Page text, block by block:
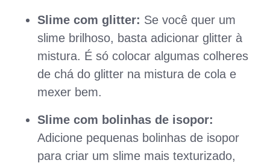
Slime com glitter: Se você quer um
slime brilhoso, basta adicionar glitter à
mistura. É só colocar algumas colheres
de chá do glitter na mistura de cola e
mexer bem.
Slime com bolinhas de isopor:
Adicione pequenas bolinhas de isopor
para criar um slime mais texturizado,